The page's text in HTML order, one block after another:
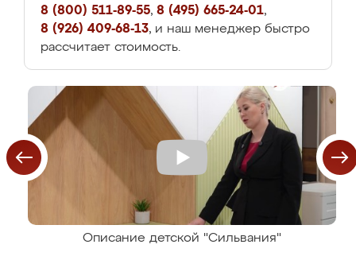
8 (800) 511-89-55, 8 (495) 665-24-01,
8 (926) 409-68-13, и наш менеджер быстро
рассчитает стоимость.
Описание детской "Сильвания"